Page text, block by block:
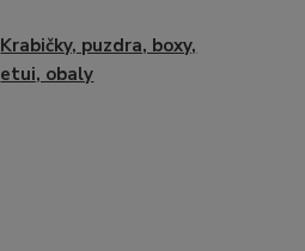
Krabičky, puzdra, boxy,
etui, obaly